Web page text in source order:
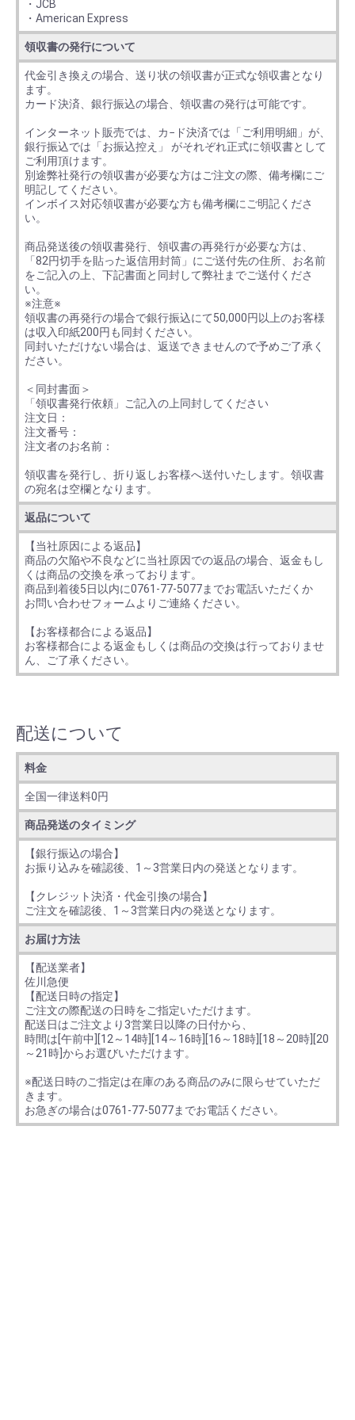
・JCB
・American Express
領収書の発行について
代金引き換えの場合、送り状の領収書が正式な領収書となり
ます。
カード決済、銀行振込の場合、領収書の発行は可能です。
インターネット販売では、カ−ド決済では「ご利用明細」が、
銀行振込では「お振込控え」 がそれぞれ正式に領収書として
ご利用頂けます。
別途弊社発行の領収書が必要な方はご注文の際、備考欄にご
明記してください。
インボイス対応領収書が必要な方も備考欄にご明記くださ
い。
商品発送後の領収書発行、領収書の再発行が必要な方は、
「82円切手を貼った返信用封筒」にご送付先の住所、お名前
をご記入の上、下記書面と同封して弊社までご送付くださ
い。
※注意※
領収書の再発行の場合で銀行振込にて50,000円以上のお客様
は収入印紙200円も同封ください。
同封いただけない場合は、返送できませんので予めご了承く
ださい。
＜同封書面＞
「領収書発行依頼」ご記入の上同封してください
注文日：
注文番号：
注文者のお名前：
領収書を発行し、折り返しお客様へ送付いたします。領収書
の宛名は空欄となります。
返品について
【当社原因による返品】
商品の欠陥や不良などに当社原因での返品の場合、返金もし
くは商品の交換を承っております。
商品到着後5日以内に0761-77-5077までお電話いただくか
お問い合わせフォームよりご連絡ください。
【お客様都合による返品】
お客様都合による返金もしくは商品の交換は行っておりませ
ん、ご了承ください。
配送について
料金
全国一律送料0円
商品発送のタイミング
【銀行振込の場合】
お振り込みを確認後、1～3営業日内の発送となります。
【クレジット決済・代金引換の場合】
ご注文を確認後、1～3営業日内の発送となります。
お届け方法
【配送業者】
佐川急便
【配送日時の指定】
ご注文の際配送の日時をご指定いただけます。
配送日はご注文より3営業日以降の日付から、
時間は[午前中][12～14時][14～16時][16～18時][18～20時][20
～21時]からお選びいただけます。
※配送日時のご指定は在庫のある商品のみに限らせていただ
きます。
お急ぎの場合は0761-77-5077までお電話ください。